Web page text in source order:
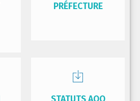
PRÉFECTURE